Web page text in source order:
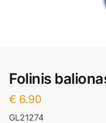
Folinis
€ 6.90
GL21274